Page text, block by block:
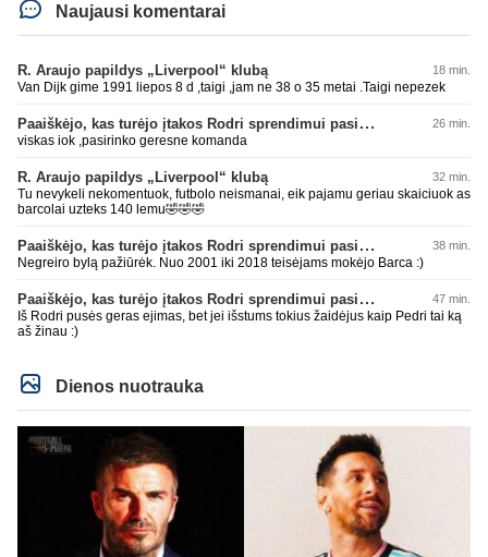
Naujausi komentarai
R. Araujo papildys „Liverpool“ klubą 18 min.
Van Dijk gime 1991 liepos 8 d ,taigi ,jam ne 38 o 35 metai .Taigi nepezek
Paaiškėjo, kas turėjo įtakos Rodri sprendimui pasirinkti Barselonos pusę 26 min.
viskas iok ,pasirinko geresne komanda
R. Araujo papildys „Liverpool“ klubą 32 min.
Tu nevykeli nekomentuok, futbolo neismanai, eik pajamu geriau skaiciuok as
barcolai uzteks 140 lemu🤣🤣🤣
Paaiškėjo, kas turėjo įtakos Rodri sprendimui pasirinkti Barselonos pusę 38 min.
Negreiro bylą pažiūrėk. Nuo 2001 iki 2018 teisėjams mokėjo Barca :)
Paaiškėjo, kas turėjo įtakos Rodri sprendimui pasirinkti Barselonos pusę 47 min.
Iš Rodri pusės geras ejimas, bet jei išstums tokius žaidėjus kaip Pedri tai ką
aš žinau :)
Dienos nuotrauka